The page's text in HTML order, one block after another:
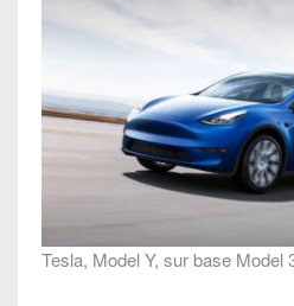
Tesla, Model Y, sur base Model